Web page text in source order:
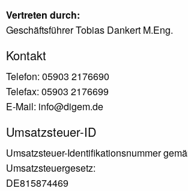
Vertreten durch:
Geschäftsführer Tobias Dankert M.Eng.
Kontakt
Telefon: 05903 2176690
Telefax: 05903 2176699
E-Mail: info@digem.de
Umsatzsteuer-ID
Umsatzsteuer-Identifikationsnummer
Umsatzsteuergesetz:
DE815874469